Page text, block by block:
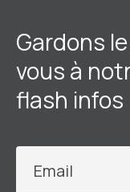
Gardons
vous à
flash infos
Email